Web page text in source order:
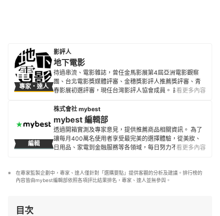
專家・達人
影評人
地下電影
待過串流、電影雜誌，曾任金馬影展第4屆亞洲電影觀察
團、台北電影獎媒體評審、金穗獎影評人推薦獎評審、青
春影展初選評審，現任台灣影評人協會成員。 評論文章散
CATCHPLAY+、Giloo紀實影音等各大媒體平台與紙本刊
物。
地下電影的簡介
看更多內容
編輯
株式會社 mybest
mybest 編輯部
透過開箱實測及專家意見，提供推薦商品相關資訊。 為了
讓每月400萬名使用者享受最完美的選擇體驗，從美妝、
日用品、家電到金融服務等各領域，每日努力不懈地製作
看更多內容
在專家監製企劃中，專家、達人僅針對「選購要點」提供客觀的分析及建議。排行榜的
內容皆由mybest編輯部依照各項評比結果排名，專家、達人並無參與。
目次